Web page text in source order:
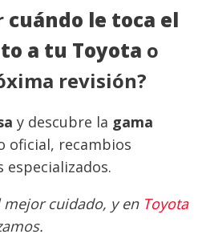
cuándo le toca el
a tu Toyota o
revisión?
y descubre la gama
oficial, recambios
especializados.
mejor cuidado, y en Toyota